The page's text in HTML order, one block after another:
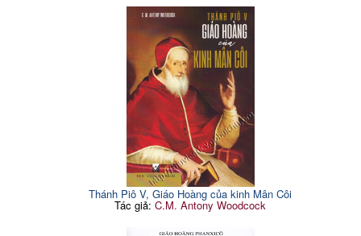
Thánh Piô V, Giáo Hoàng của kinh Mân Côi
Tác giả:C.M. Antony Woodcock